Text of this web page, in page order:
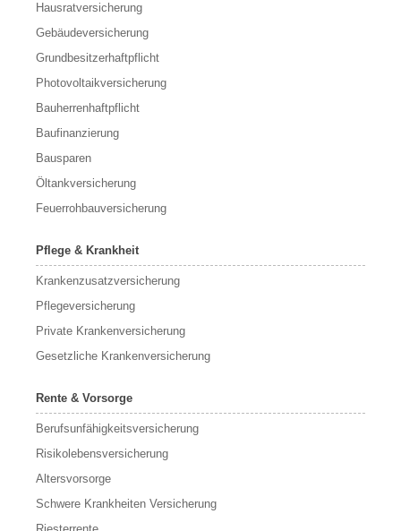
Hausratversicherung
Gebäudeversicherung
Grundbesitzerhaftpflicht
Photovoltaikversicherung
Bauherrenhaftpflicht
Baufinanzierung
Bausparen
Öltankversicherung
Feuerrohbauversicherung
Pflege & Krankheit
Krankenzusatzversicherung
Pflegeversicherung
Private Krankenversicherung
Gesetzliche Krankenversicherung
Rente & Vorsorge
Berufs­unfähigkeitsversicherung
Risikolebensversicherung
Altersvorsorge
Schwere Krankheiten Versicherung